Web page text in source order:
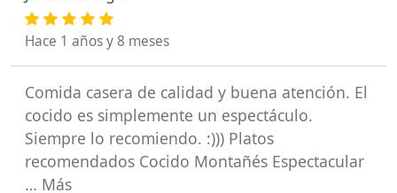
Hace 1 años y 8 meses
Comida casera de calidad y buena atención. El
cocido es simplemente un espectáculo.
Siempre lo recomiendo. :))) Platos
recomendados Cocido Montañés Espectacular
… Más